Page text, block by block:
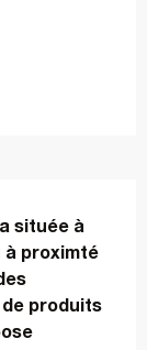
située à
à proximté
produits